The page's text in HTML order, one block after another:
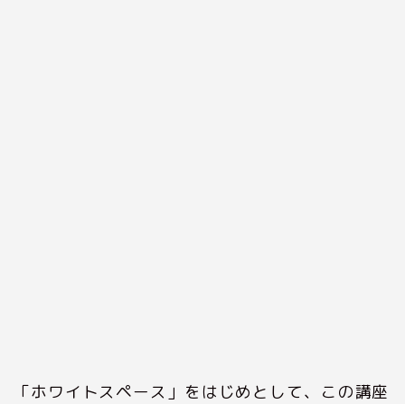
「ホワイトスペース」をはじめとして、この講座